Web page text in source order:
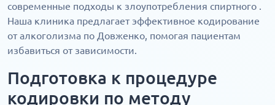
современные подходы к злоупотребления спиртного .
Наша клиника предлагает эффективное кодирование
от алкоголизма по Довженко, помогая пациентам
избавиться от зависимости.
Подготовка к процедуре
кодировки по методу